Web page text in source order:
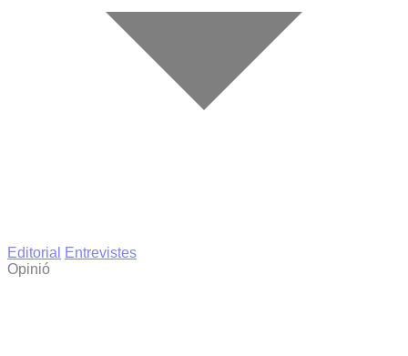
Editorial
Entrevistes
Opinió